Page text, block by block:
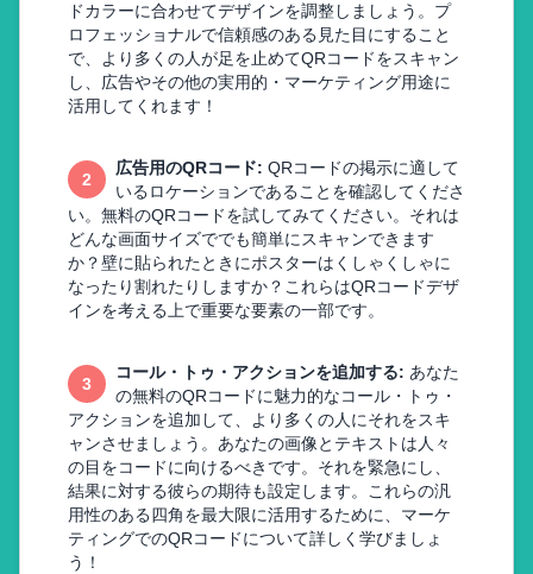
ドカラーに合わせてデザインを調整しましょう。プ
ロフェッショナルで信頼感のある見た目にすること
で、より多くの人が足を止めてQRコードをスキャン
し、広告やその他の実用的・マーケティング用途に
活用してくれます！
2
広告用のQRコード: QRコードの掲示に適して
いるロケーションであることを確認してくださ
い。無料のQRコードを試してみてください。それは
どんな画面サイズででも簡単にスキャンできます
か？壁に貼られたときにポスターはくしゃくしゃに
なったり割れたりしますか？これらはQRコードデザ
インを考える上で重要な要素の一部です。
3
コール・トゥ・アクションを追加する: あなた
の無料のQRコードに魅力的なコール・トゥ・
アクションを追加して、より多くの人にそれをスキ
ャンさせましょう。あなたの画像とテキストは人々
の目をコードに向けるべきです。それを緊急にし、
結果に対する彼らの期待も設定します。これらの汎
用性のある四角を最大限に活用するために、マーケ
ティングでのQRコードについて詳しく学びましょ
う！